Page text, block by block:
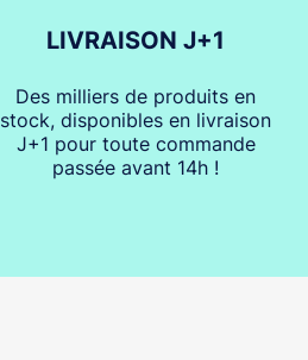
LIVRAISON J+1
Des milliers de produits en
stock, disponibles en livraison
J+1 pour toute commande
passée avant 14h !